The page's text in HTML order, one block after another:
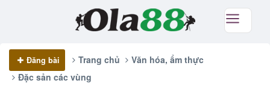
Đăng bài Trang chủ
Văn hóa, ẩm thực
Đặc sản các vùng